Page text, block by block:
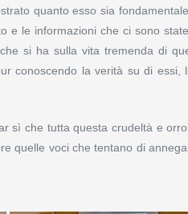
quanto esso sia
e le informazioni che ci sono
si ha sulla vita tremenda di
conoscendo la verità su di essi,
sì che tutta questa crudeltà e
quelle voci che tentano di